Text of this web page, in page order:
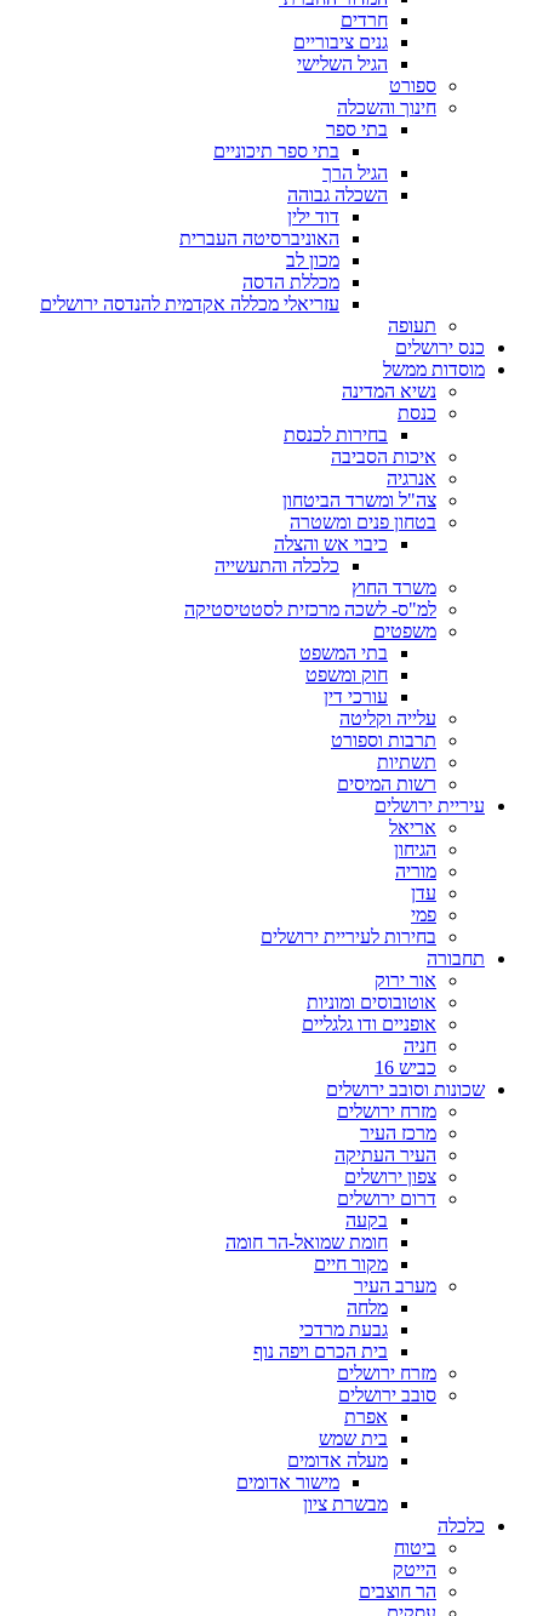
חרדים
גנים ציבוריים
הגיל השלישי
ספורט
חינוך והשכלה
בתי ספר
בתי ספר תיכוניים
הגיל הרך
השכלה גבוהה
דוד ילין
האוניברסיטה העברית
מכון לב
מכללת הדסה
עזריאלי מכללה אקדמית להנדסה ירושלים
תעופה
כנס ירושלים
מוסדות ממשל
נשיא המדינה
כנסת
בחירות לכנסת
איכות הסביבה
אנרגיה
צה"ל ומשרד הביטחון
בטחון פנים ומשטרה
כיבוי אש והצלה
כלכלה והתעשייה
משרד החוץ
למ"ס- לשכה מרכזית לסטטיסטיקה
משפטים
בתי המשפט
חוק ומשפט
עורכי דין
עלייה וקליטה
תרבות וספורט
תשתיות
רשות המיסים
עיריית ירושלים
אריאל
הגיחון
מוריה
עדן
פמי
בחירות לעיריית ירושלים
תחבורה
אור ירוק
אוטובוסים ומוניות
אופניים ודו גלגליים
חניה
כביש 16
שכונות וסובב ירושלים
מזרח ירושלים
מרכז העיר
העיר העתיקה
צפון ירושלים
דרום ירושלים
בקעה
חומת שמואל-הר חומה
מקור חיים
מערב העיר
מלחה
גבעת מרדכי
בית הכרם ויפה נוף
מזרח ירושלים
סובב ירושלים
אפרת
בית שמש
מעלה אדומים
מישור אדומים
מבשרת ציון
כלכלה
ביטוח
הייטק
הר חוצבים